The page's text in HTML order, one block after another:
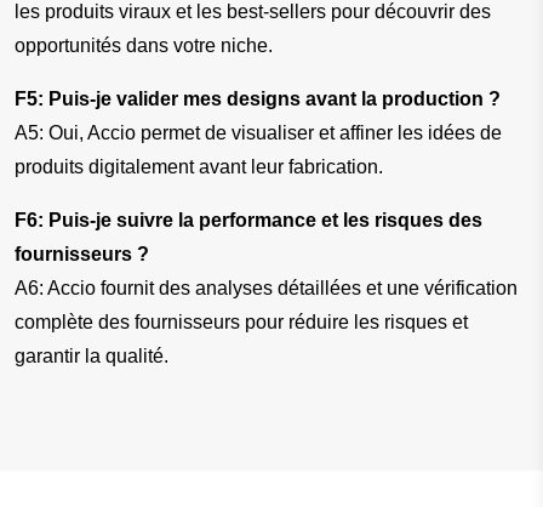
les produits viraux et les best-sellers pour découvrir des
opportunités dans votre niche.
F5: Puis-je valider mes designs avant la production ?
A5: Oui, Accio permet de visualiser et affiner les idées de
produits digitalement avant leur fabrication.
F6: Puis-je suivre la performance et les risques des
fournisseurs ?
A6: Accio fournit des analyses détaillées et une vérification
complète des fournisseurs pour réduire les risques et
garantir la qualité.